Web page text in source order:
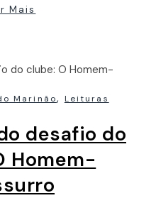
Mais
Marinão, Leituras
desafio do
Homem-